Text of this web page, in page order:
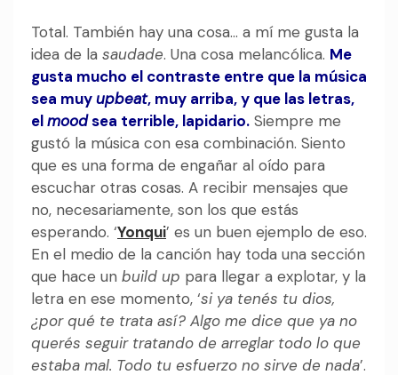
Total. También hay una cosa… a mí me gusta la
idea de la saudade. Una cosa melancólica. Me
gusta mucho el contraste entre que la música
sea muyupbeat, muy arriba, y que las letras,
elmoodsea terrible, lapidario. Siempre me
gustó la música con esa combinación. Siento
que es una forma de engañar al oído para
escuchar otras cosas. A recibir mensajes que
no, necesariamente, son los que estás
esperando. ‘Yonqui’ es un buen ejemplo de eso.
En el medio de la canción hay toda una sección
que hace un build up para llegar a explotar, y la
letra en ese momento, ‘si ya tenés tu dios,
¿por qué te trata así? Algo me dice que ya no
querés seguir tratando de arreglar todo lo que
estaba mal. Todo tu esfuerzo no sirve de nada’.